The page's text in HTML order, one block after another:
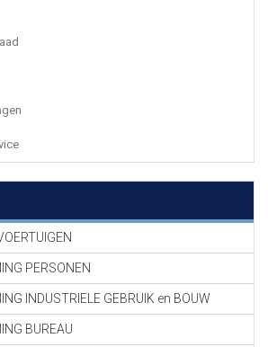
PERSONEN
INDUSTRIELE GEBRUIK en BOUW
BUREAU